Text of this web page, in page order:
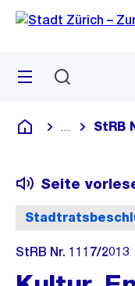
Navigation
Sprunglink
Menü
Deutsch
Blende alle
StRB
Seite
StRB Nr. 1117/2013